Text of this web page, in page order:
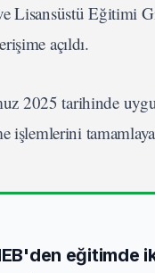
Eğitimi
açıldı.
2025 tarihinde
eğitimde